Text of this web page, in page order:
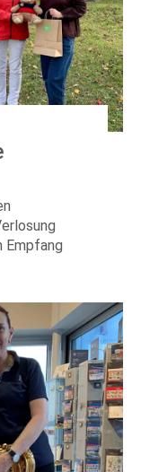
Empfang